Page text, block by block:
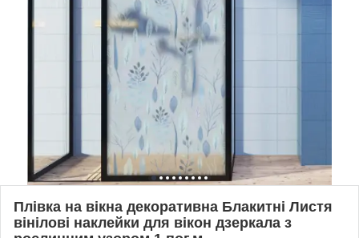
Плівка на вікна декоративна Блакитні Листя
вінілові наклейки для вікон дзеркала з